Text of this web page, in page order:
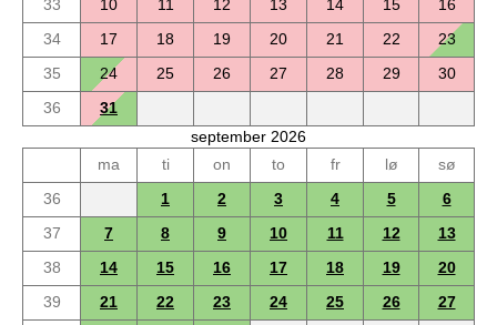
33
10 11 12 13 14 15
16
34
17 18 19 20 21 22
23
35
24 25 26 27 28 29
30
36
31
september 2026
ma
ti on to fr lø
sø
36
1 2 3 4 5
6
37
7 8 9 10 11 12
13
38
14 15 16 17 18 19
20
39
21 22 23 24 25 26
27